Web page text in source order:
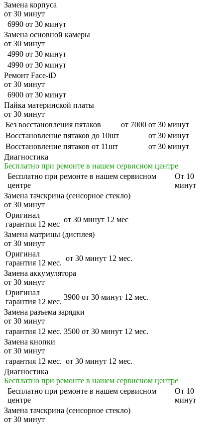
Замена корпуса
от 30 минут
6990 от 30 минут
Замена основной камеры
от 30 минут
4990 от 30 минут
4990 от 30 минут
Ремонт Face-iD
от 30 минут
6900 от 30 минут
Пайка материнской платы
от 30 минут
Без восстановления пятаков
от 7000 от 30 минут
Восстановление пятаков до 10шт
от 30 минут
Восстановление пятаков от 11шт
от 30 минут
Диагностика
Бесплатно при ремонте в нашем сервисном центре
Бесплатно при ремонте в нашем сервисном
центре
От 10
минут
Замена тачскрина (сенсорное стекло)
от 30 минут
Оригинал
гарантия 12 мес
от 30 минут 12 мес
Замена матрицы (дисплея)
от 30 минут
Оригинал
гарантия 12 мес.
от 30 минут 12 мес.
Замена аккумулятора
от 30 минут
Оригинал
гарантия 12 мес.
3900 от 30 минут 12 мес.
Замена разъема зарядки
от 30 минут
гарантия 12 мес. 3500 от 30 минут 12 мес.
Замена кнопки
от 30 минут
гарантия 12 мес. от 30 минут 12 мес.
Диагностика
Бесплатно при ремонте в нашем сервисном центре
Бесплатно при ремонте в нашем сервисном
центре
От 10
минут
Замена тачскрина (сенсорное стекло)
от 30 минут